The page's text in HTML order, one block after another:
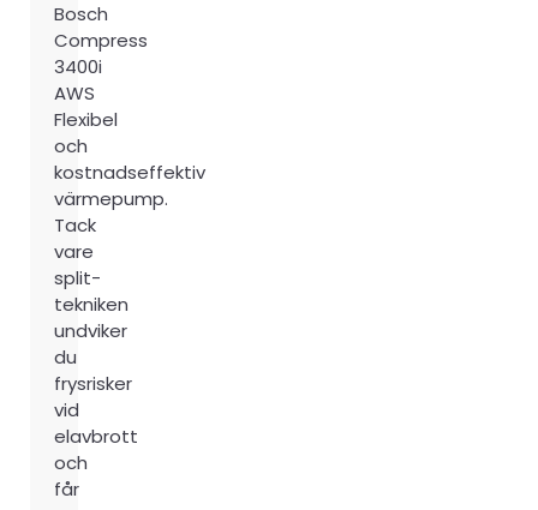
Bosch
Compress
3400i
AWS
Flexibel
och
kostnadseffektiv
värmepump.
Tack
vare
split-
tekniken
undviker
du
frysrisker
vid
elavbrott
och
får